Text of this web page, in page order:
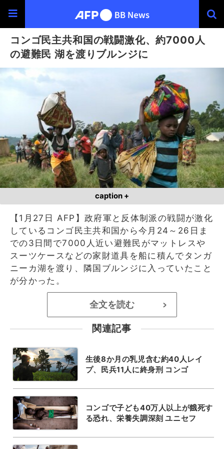
コンゴ民主共和国の戦闘激化、約7000人
の避難民 湖を渡りブルンジに
caption +
【1月27日 AFP】政府軍と反体制派の戦闘が激化
しているコンゴ民主共和国から今月24～26日ま
での3日間で7000人近い避難民がマットレスや
スーツケースなどの家財道具を船に積んでタンガ
ニーカ湖を渡り、隣国ブルンジに入っていたこと
が分かった。
全文を読む >
関連記事
生後8か月の乳児含む約40人レイ
プ、民兵11人に終身刑 コンゴ
コンゴで子ども40万人以上が餓死す
る恐れ、栄養失調深刻 ユニセフ